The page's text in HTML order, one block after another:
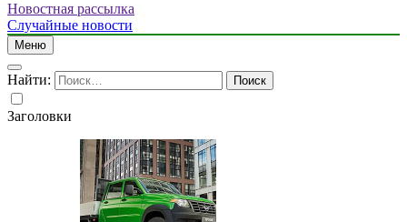
Новостная рассылка
Случайные новости
Меню
Найти:
Заголовки